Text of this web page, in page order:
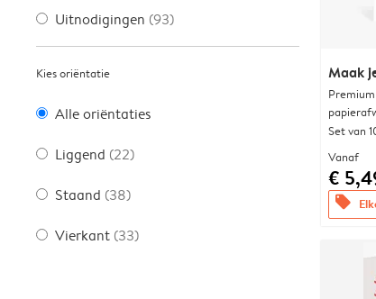
Uitnodigingen (93)
Kies oriëntatie
Alle oriëntaties
Liggend (22)
Staand (38)
Vierkant (33)
Maak
Set van
Vanaf
€
offers